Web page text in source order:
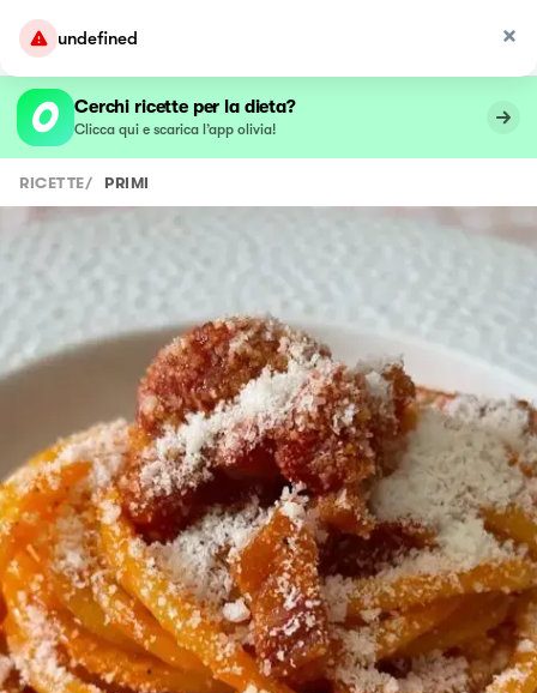
undefined
Cerchi ricette per la dieta?
Clicca qui e scarica l’app olivia!
RICETTE/ PRIMI